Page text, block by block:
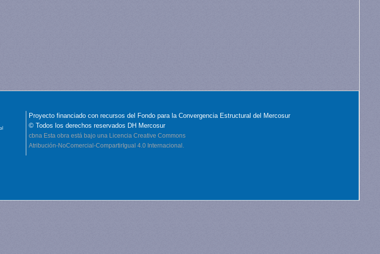
Proyecto financiado con recursos del Fondo para la Convergencia Estructural del Mercosur
© Todos los derechos reservados DH Mercosur
cbna Esta obra está bajo una Licencia Creative Commons
Atribución-NoComercial-CompartirIgual 4.0 Internacional.